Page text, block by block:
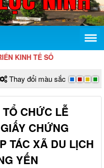
TỐC,
Thay đổi màu sắc
CHỨC LỄ
CHỨNG
TÁC XÃ DU LỊCH
YẾN